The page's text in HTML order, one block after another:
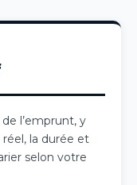
l’emprunt, y
la durée et
selon votre